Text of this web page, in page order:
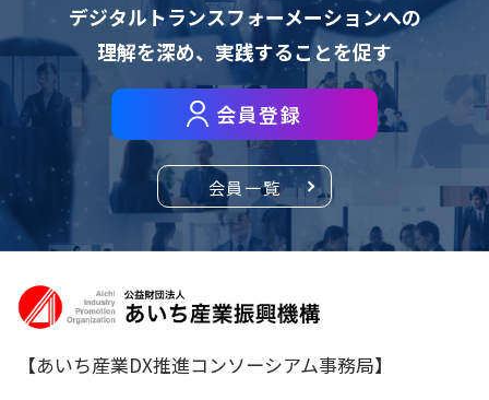
デジタルトランスフォーメーションへの
理解を深め、 実践することを促す
会員登録
会員一覧
【あいち産業DX推進コンソーシアム事務局】